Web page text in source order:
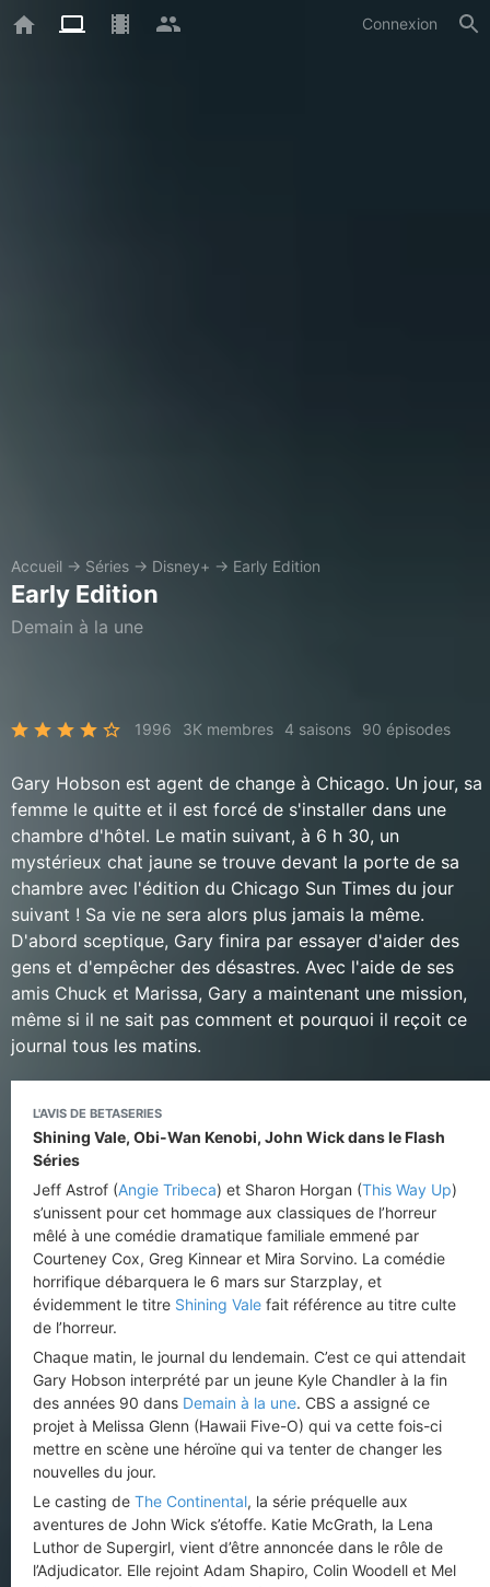
Connexion
Accueil → Séries → Disney+ → Early Edition
Early Edition
Demain à la une
1996 3K membres 4 saisons 90 épisodes
Gary Hobson est agent de change à Chicago. Un jour, sa
femme le quitte et il est forcé de s'installer dans une
chambre d'hôtel. Le matin suivant, à 6 h 30, un
mystérieux chat jaune se trouve devant la porte de sa
chambre avec l'édition du Chicago Sun Times du jour
suivant ! Sa vie ne sera alors plus jamais la même.
D'abord sceptique, Gary finira par essayer d'aider des
gens et d'empêcher des désastres. Avec l'aide de ses
amis Chuck et Marissa, Gary a maintenant une mission,
même si il ne sait pas comment et pourquoi il reçoit ce
journal tous les matins.
L'AVIS DE BETASERIES
Shining Vale, Obi-Wan Kenobi, John Wick dans le Flash
Séries
Jeff Astrof (Angie Tribeca) et Sharon Horgan (This Way Up)
s’unissent pour cet hommage aux classiques de l’horreur
mêlé à une comédie dramatique familiale emmené par
Courteney Cox, Greg Kinnear et Mira Sorvino. La comédie
horrifique débarquera le 6 mars sur Starzplay, et
évidemment le titre Shining Vale fait référence au titre culte
de l’horreur.
Chaque matin, le journal du lendemain. C’est ce qui attendait
Gary Hobson interprété par un jeune Kyle Chandler à la fin
des années 90 dans Demain à la une. CBS a assigné ce
projet à Melissa Glenn (Hawaii Five-O) qui va cette fois-ci
mettre en scène une héroïne qui va tenter de changer les
nouvelles du jour.
Le casting de The Continental, la série préquelle aux
aventures de John Wick s’étoffe. Katie McGrath, la Lena
Luthor de Supergirl, vient d’être annoncée dans le rôle de
l’Adjudicator. Elle rejoint Adam Shapiro, Colin Woodell et Mel